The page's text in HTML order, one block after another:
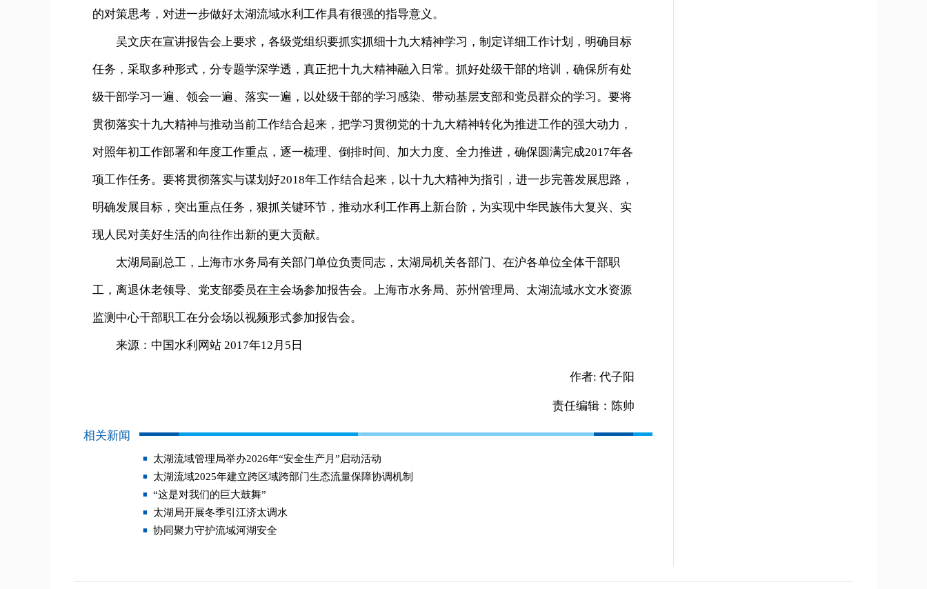
的对策思考，对进一步做好太湖流域水利工作具有很强的指导意义。
吴文庆在宣讲报告会上要求，各级党组织要抓实抓细十九大精神学习，制定详细工作计划，明确目标
任务，采取多种形式，分专题学深学透，真正把十九大精神融入日常。抓好处级干部的培训，确保所有处
级干部学习一遍、领会一遍、落实一遍，以处级干部的学习感染、带动基层支部和党员群众的学习。要将
贯彻落实十九大精神与推动当前工作结合起来，把学习贯彻党的十九大精神转化为推进工作的强大动力，
对照年初工作部署和年度工作重点，逐一梳理、倒排时间、加大力度、全力推进，确保圆满完成2017年各
项工作任务。要将贯彻落实与谋划好2018年工作结合起来，以十九大精神为指引，进一步完善发展思路，
明确发展目标，突出重点任务，狠抓关键环节，推动水利工作再上新台阶，为实现中华民族伟大复兴、实
现人民对美好生活的向往作出新的更大贡献。
太湖局副总工，上海市水务局有关部门单位负责同志，太湖局机关各部门、在沪各单位全体干部职
工，离退休老领导、党支部委员在主会场参加报告会。上海市水务局、苏州管理局、太湖流域水文水资源
监测中心干部职工在分会场以视频形式参加报告会。
来源：中国水利网站 2017年12月5日
作者: 代子阳
责任编辑：陈帅
相关新闻
太湖流域管理局举办2026年“安全生产月”启动活动
太湖流域2025年建立跨区域跨部门生态流量保障协调机制
“这是对我们的巨大鼓舞”
太湖局开展冬季引江济太调水
协同聚力守护流域河湖安全